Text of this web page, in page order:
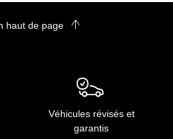
haut de page
Véhicules révisés et
garantis